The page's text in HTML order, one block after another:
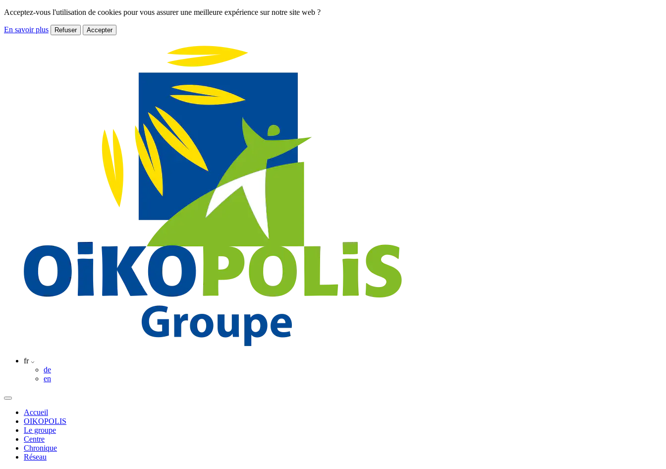
Acceptez-vous l'utilisation de cookies pour vous assurer une meilleure expérience sur notre site web ?
En savoir plus Refuser Accepter
fr
de
en
Accueil
OIKOPOLIS
Le groupe
Centre
Chronique
Réseau